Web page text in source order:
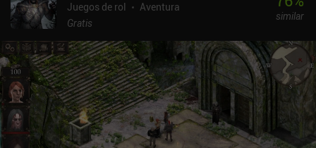
Juegos de rol
Aventura
Gratis
similar